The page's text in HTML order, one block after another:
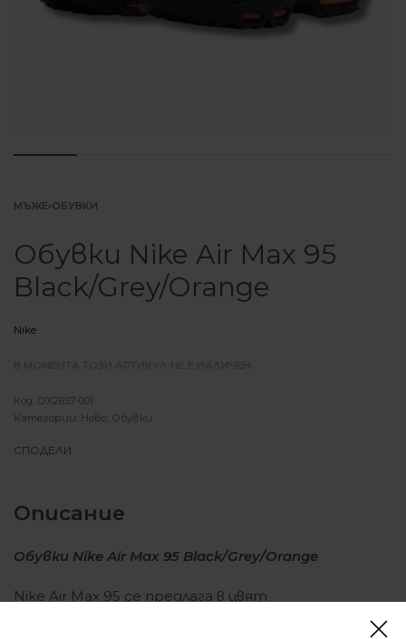
МЪЖЕ›ОБУВКИ
Обувки Nike Air Max 95
Black/Grey/Orange
Nike
DX2657-001
Категории: Ново Обувки
СПОДЕЛИ
Описание
Обувки Nike Air Max 95 Black/Grey/Orange
Nike Air Max 95 се предлага в цвят
„Black/Grey/Orange“, невиждан досега при модела.